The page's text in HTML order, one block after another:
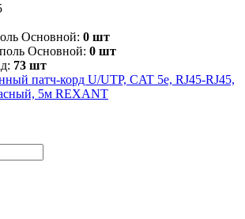
Основной: 0 шт
Основной: 0 шт
73 шт
патч-корд U/UTP, CAT 5e, RJ45-RJ45,
5м REXANT